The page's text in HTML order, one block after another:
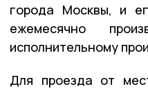
города Москвы, и
ежемесячно
исполнительному
Для проезда от